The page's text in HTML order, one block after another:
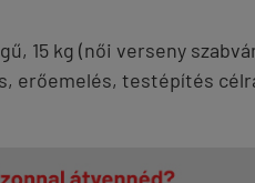
15 kg (női verseny
erőemelés, testépítés